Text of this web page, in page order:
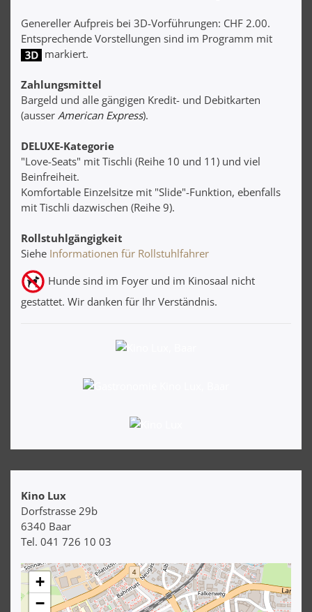
Genereller Aufpreis bei 3D-Vorführungen: CHF 2.00.
Entsprechende Vorstellungen sind im Programm mit
markiert.
Zahlungsmittel
Bargeld und alle gängigen Kredit- und Debitkarten
(ausser American Express).
DELUXE-Kategorie
"Love-Seats" mit Tischli (Reihe 10 und 11) und viel
Beinfreiheit.
Komfortable Einzelsitze mit "Slide"-Funktion, ebenfalls
mit Tischli dazwischen (Reihe 9).
Rollstuhlgängigkeit
Siehe Informationen für Rollstuhlfahrer
Hunde sind im Foyer und im Kinosaal nicht
gestattet. Wir danken für Ihr Verständnis.
Kino Lux
Dorfstrasse 29b
6340 Baar
Tel. 041 726 10 03
+
−